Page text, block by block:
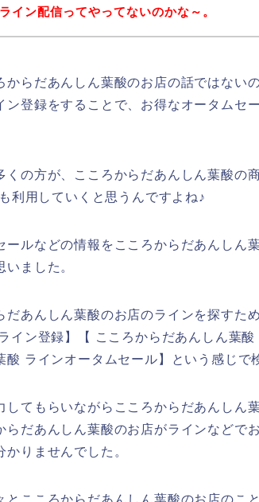
イン配信ってやってないのかな～。
からだあんしん葉酸のお店の話ではない
ン登録をすることで、お得なオータムセ
くの方が、こころからだあんしん葉酸の
利用していくと思うんですよね♪
ールなどの情報をこころからだあんしん
ました。
だあんしん葉酸のお店のラインを探すた
イン登録】【 こころからだあんしん葉
酸 ラインオータムセール】という感じで
してもらいながらこころからだあんしん
らだあんしん葉酸のお店がラインなどで
りませんでした。